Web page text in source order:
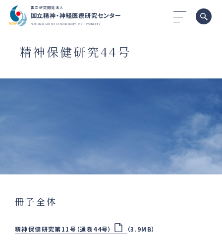
国立研究開発法人
国立精神・神経医療研究センター
National Center of Neurology and Psychiatry
精神保健研究44号
冊子全体
精神保健研究第11号（通巻44号） （3.9MB）